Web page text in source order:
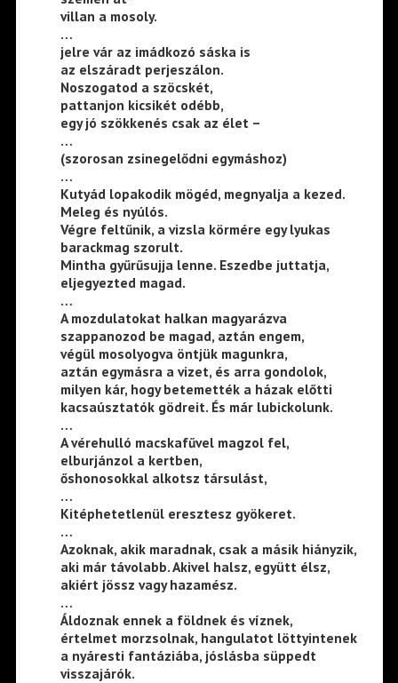
villan a mosoly.
…
jelre vár az imádkozó sáska is
az elszáradt perjeszálon.
Noszogatod a szöcskét,
pattanjon kicsikét odébb,
egy jó szökkenés csak az élet –
…
(szorosan zsinegelődni egymáshoz)
…
Kutyád lopakodik mögéd, megnyalja a kezed.
Meleg és nyúlós.
Végre feltűnik, a vizsla körmére egy lyukas
barackmag szorult.
Mintha gyűrűsujja lenne. Eszedbe juttatja,
eljegyezted magad.
…
A mozdulatokat halkan magyarázva
szappanozod be magad, aztán engem,
végül mosolyogva öntjük magunkra,
aztán egymásra a vizet, és arra gondolok,
milyen kár, hogy betemették a házak előtti
kacsaúsztatók gödreit. És már lubickolunk.
…
A vérehulló macskafűvel magzol fel,
elburjánzol a kertben,
őshonosokkal alkotsz társulást,
…
Kitéphetetlenül eresztesz gyökeret.
…
Azoknak, akik maradnak, csak a másik hiányzik,
aki már távolabb. Akivel halsz, együtt élsz,
akiért jössz vagy hazamész.
…
Áldoznak ennek a földnek és víznek,
értelmet morzsolnak, hangulatot löttyintenek
a nyáresti fantáziába, jóslásba süppedt
visszajárók.